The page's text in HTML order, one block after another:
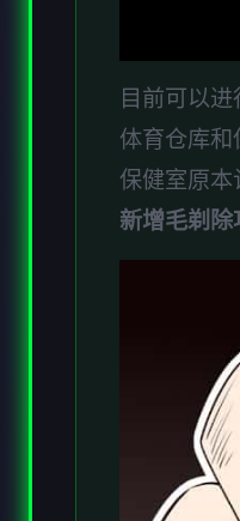
目前可以
体育仓库
保健室原本
新增毛剃除